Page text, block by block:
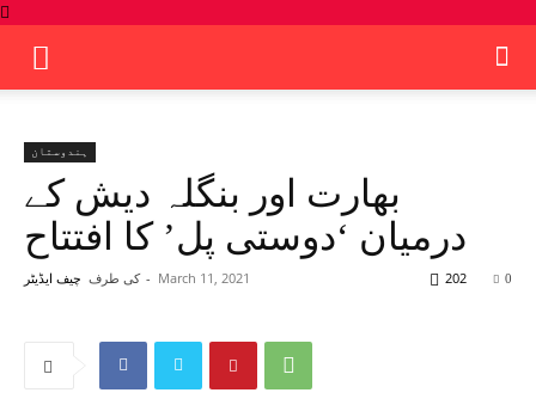
ہندوستان
بھارت اور بنگلہ دیش کے
درمیان ‘دوستی پل’ کا افتتاح
کی طرف چیف ایڈیٹر - March 11, 2021 0
202